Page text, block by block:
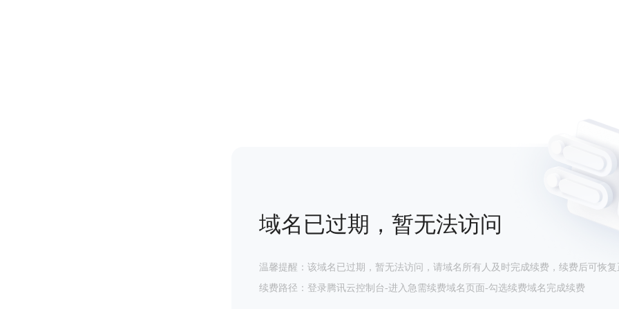
域名已过期，暂无法访问
温馨提醒：该域名已过期，暂无法访问，请域名所有人及时完成续费，续费后可恢复
续费路径：登录腾讯云控制台-进入急需续费域名页面-勾选续费域名完成续费